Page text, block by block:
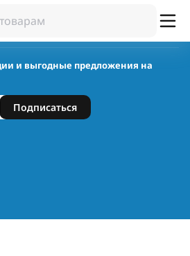
и выгодные предложения на
Подписаться